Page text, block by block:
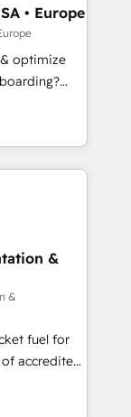
services
Cape
and
-
• Europe
optimize
business
workflows,
SAP and
Sales Hub,
Website
and
on ISO
𝘴𝘶𝘱𝘦𝘳
&
&
fuel for